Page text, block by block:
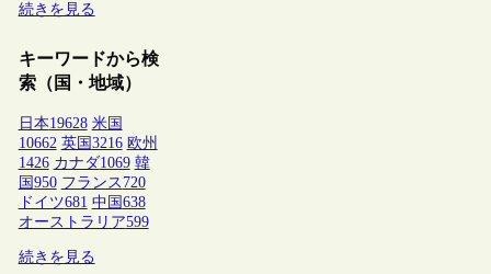
続きを見る
キーワードから検
索（国・地域）
日本19628 米国
10662 英国 3216 欧州
1426 カナダ1069 韓
国 950 フランス 720
ドイツ681 中国 638
オーストラリア599
続きを見る